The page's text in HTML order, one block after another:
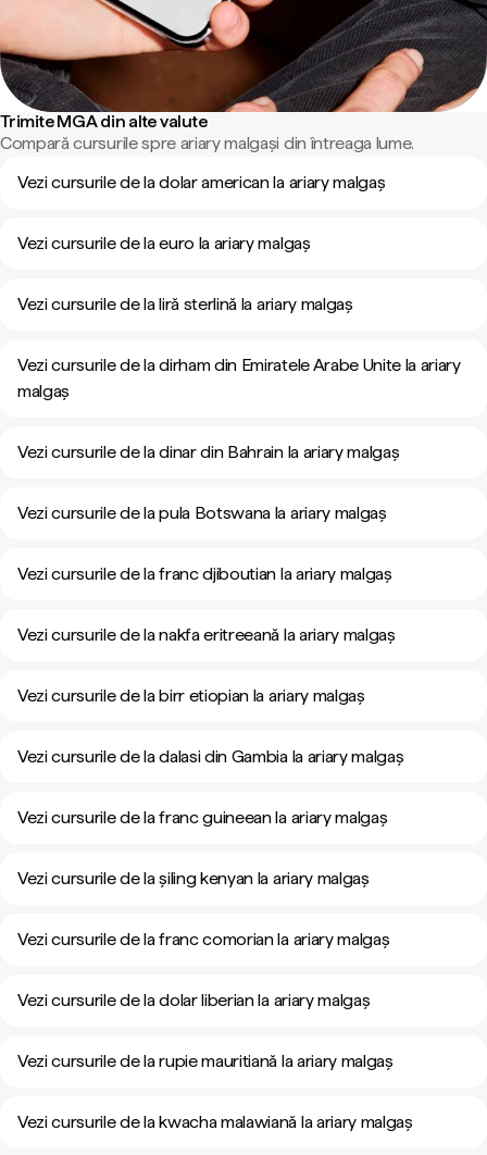
Trimite MGA din alte valute
Compară cursurile spre ariary malgași din întreaga lume.
Vezi cursurile de la dolar american la ariary malgaș
Vezi cursurile de la euro la ariary malgaș
Vezi cursurile de la liră sterlină la ariary malgaș
Vezi cursurile de la dirham din Emiratele Arabe Unite la ariary
malgaș
Vezi cursurile de la dinar din Bahrain la ariary malgaș
Vezi cursurile de la pula Botswana la ariary malgaș
Vezi cursurile de la franc djiboutian la ariary malgaș
Vezi cursurile de la nakfa eritreeană la ariary malgaș
Vezi cursurile de la birr etiopian la ariary malgaș
Vezi cursurile de la dalasi din Gambia la ariary malgaș
Vezi cursurile de la franc guineean la ariary malgaș
Vezi cursurile de la șiling kenyan la ariary malgaș
Vezi cursurile de la franc comorian la ariary malgaș
Vezi cursurile de la dolar liberian la ariary malgaș
Vezi cursurile de la rupie mauritiană la ariary malgaș
Vezi cursurile de la kwacha malawiană la ariary malgaș